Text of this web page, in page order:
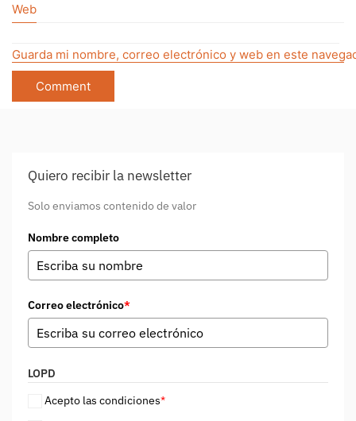
Web
Guarda mi nombre, correo electrónico y web en este
Quiero recibir la newsletter
Solo enviamos contenido de valor
Nombre completo
Correo electrónico*
LOPD
Acepto las condiciones*